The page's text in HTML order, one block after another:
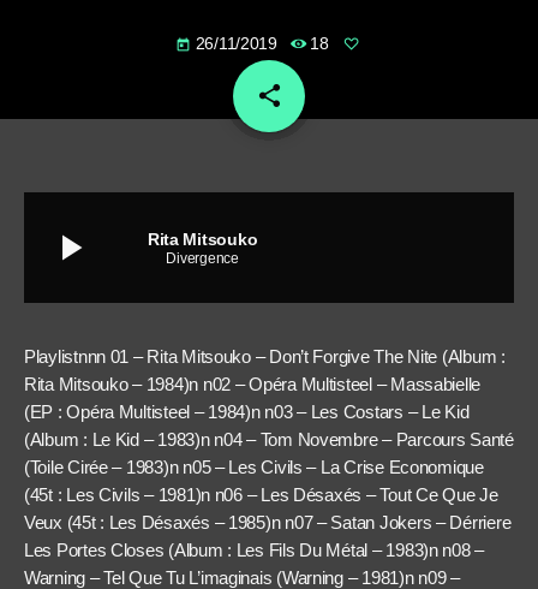
today 26/11/2019 18
share
email
play_arrow Rita Mitsouko
Divergence
Playlistnnn 01 – Rita Mitsouko – Don’t Forgive The Nite (Album :
Rita Mitsouko – 1984)n n02 – Opéra Multisteel – Massabielle
(EP : Opéra Multisteel – 1984)n n03 – Les Costars – Le Kid
(Album : Le Kid – 1983)n n04 – Tom Novembre – Parcours Santé
(Toile Cirée – 1983)n n05 – Les Civils – La Crise Economique
(45t : Les Civils – 1981)n n06 – Les Désaxés – Tout Ce Que Je
Veux (45t : Les Désaxés – 1985)n n07 – Satan Jokers – Dérriere
Les Portes Closes (Album : Les Fils Du Métal – 1983)n n08 –
Warning – Tel Que Tu L’imaginais (Warning – 1981)n n09 –